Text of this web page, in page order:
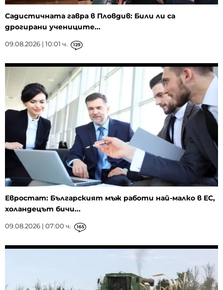
Садистичната гавра в Пловдив: Били ли са
дрогирани учениците...
09.08.2026 | 10:01 ч. 129
Евростат: Българският мъж работи най-малко в ЕС,
холандецът бичи...
09.08.2026 | 07:00 ч. 165